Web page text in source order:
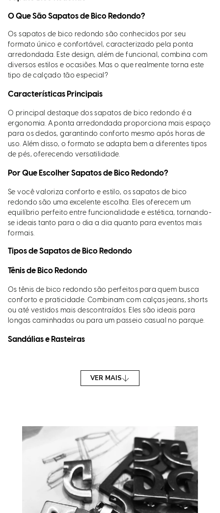
O Que São Sapatos de Bico Redondo?
Os sapatos de bico redondo são conhecidos por seu
formato único e confortável, caracterizado pela ponta
arredondada. Este design, além de funcional, combina com
diversos estilos e ocasiões. Mas o que realmente torna este
tipo de calçado tão especial?
Características Principais
O principal destaque dos sapatos de bico redondo é a
ergonomia. A ponta arredondada proporciona mais espaço
para os dedos, garantindo conforto mesmo após horas de
uso. Além disso, o formato se adapta bem a diferentes tipos
de pés, oferecendo versatilidade.
Por Que Escolher Sapatos de Bico Redondo?
Se você valoriza conforto e estilo, os sapatos de bico
redondo são uma excelente escolha. Eles oferecem um
equilíbrio perfeito entre funcionalidade e estética, tornando-
se ideais tanto para o dia a dia quanto para eventos mais
formais.
Tipos de Sapatos de Bico Redondo
Tênis de Bico Redondo
Os tênis de bico redondo são perfeitos para quem busca
conforto e praticidade. Combinam com calças jeans, shorts
ou até vestidos mais descontraídos. Eles são ideais para
longas caminhadas ou para um passeio casual no parque.
Sandálias e Rasteiras
dias quentes. Além de frescas, são muito confortáveis. Ficam
incríveis com saias, vestidos leves ou shorts, trazendo um ar
As papetes, com seu estilo mais esportivo, ganharam o
coração de quem preza por praticidade e conforto. Elas
combinam bem com looks casuais, como bermudas e
camisetas, sendo uma escolha versátil para diferentes
Como Combinar Sapatos de Bico Redondo
Estilos Casuais
VER MAIS